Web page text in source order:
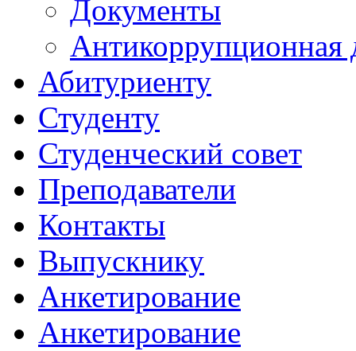
Документы
Антикоррупционная
Абитуриенту
Студенту
Студенческий совет
Преподаватели
Контакты
Выпускнику
Анкетирование
Анкетирование